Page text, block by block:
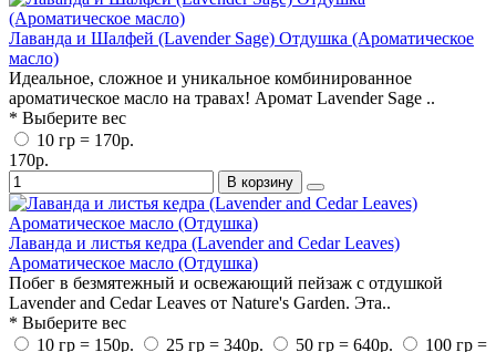
Лаванда и Шалфей (Lavender Sage) Отдушка (Ароматическое
масло)
Идеальное, сложное и уникальное комбинированное
ароматическое масло на травах! Аромат Lavender Sage ..
* Выберите вес
10 гр = 170р.
170р.
В корзину
Лаванда и листья кедра (Lavender and Cedar Leaves)
Ароматическое масло (Отдушка)
Побег в безмятежный и освежающий пейзаж с отдушкой
Lavender and Cedar Leaves от Nature's Garden. Эта..
* Выберите вес
10 гр = 150р.
25 гр = 340р. 50 гр = 640р.
100 гр =